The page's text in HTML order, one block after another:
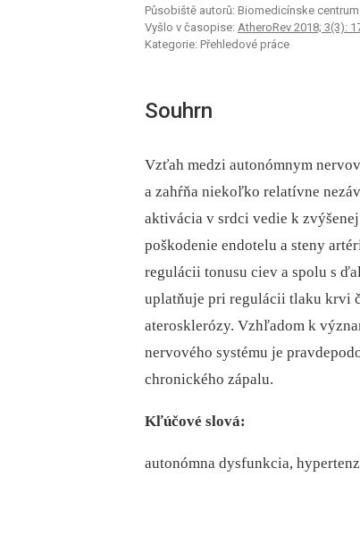
Působiště autorů: Biomedicínske centrum
Vyšlo v časopise: AtheroRev 2018; 3(3):
Kategorie: Přehledové práce
Souhrn
Vzťah medzi autonómnym
a zahŕňa niekoľko relatívne
aktivácia v srdci vedie k
poškodenie endotelu a steny
regulácii tonusu ciev a spolu s
uplatňuje pri regulácii tlaku krvi
aterosklerózy. Vzhľadom k
nervového systému je
chronického zápalu.
Kľúčové slová:
autonómna dysfunkcia,